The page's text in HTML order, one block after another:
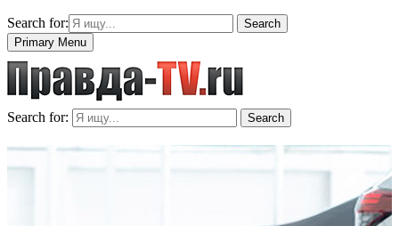
Search for:
Search
Primary Menu
Search for: Search